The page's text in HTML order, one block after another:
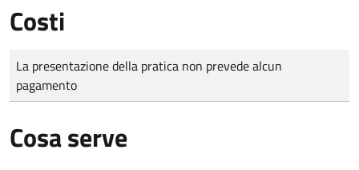
Costi
Tipo di pagamento
Importo
La presentazione della pratica non prevede alcun
pagamento
Cosa serve